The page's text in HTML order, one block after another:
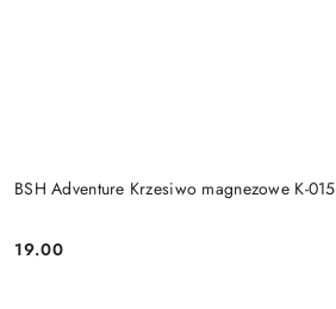
BSH Adventure Krzesiwo magnezowe K-015
Cena:
19.00